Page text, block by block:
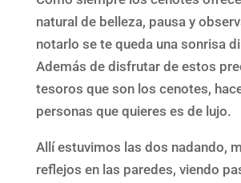
natural de belleza, pausa y
notarlo se te queda una sonrisa
Además de disfrutar de estos
tesoros que son los cenotes,
personas que quieres es de lujo.
Allí estuvimos las dos nadando,
reflejos en las paredes, viendo